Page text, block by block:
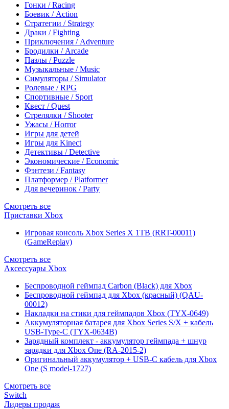
Гонки / Racing
Боевик / Action
Стратегии / Strategy
Драки / Fighting
Приключения / Adventure
Бродилки / Arcade
Пазлы / Puzzle
Музыкальные / Music
Симуляторы / Simulator
Ролевые / RPG
Спортивные / Sport
Квест / Quest
Стрелялки / Shooter
Ужасы / Horror
Игры для детей
Игры для Kinect
Детективы / Detective
Экономические / Economic
Фэнтези / Fantasy
Платформер / Platformer
Для вечеринок / Party
Смотреть все
Приставки Xbox
Игровая консоль Xbox Series X 1TB (RRT-00011)
(GameReplay)
Смотреть все
Аксессуары Xbox
Беспроводной геймпад Carbon (Black) для Xbox
Беспроводной геймпад для Xbox (красный) (QAU-
00012)
Накладки на стики для геймпадов Xbox (TYX-0649)
Аккумуляторная батарея для Xbox Series S/X + кабель
USB-Type-C (TYX-0634B)
Зарядный комплект - аккумулятор геймпада + шнур
зарядки для Xbox One (RA-2015-2)
Оригинальный аккумулятор + USB-C кабель для Xbox
One (S model-1727)
Смотреть все
Switch
Лидеры продаж